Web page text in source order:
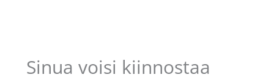
Sinua voisi kiinnostaa